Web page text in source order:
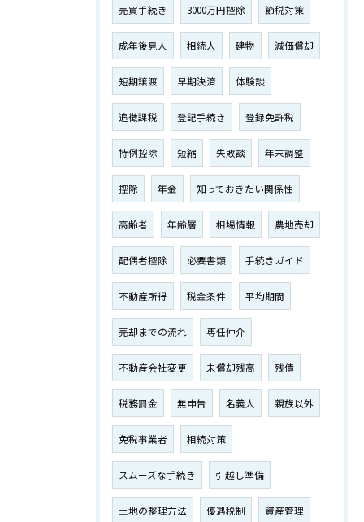
売買手続き 3000万円控除 節税対策
成年後見人 相続人 建物 減価償却
短期譲渡 早期決済 体験談
追徴課税 登記手続き 登録免許税
特例控除 短縮 失敗談 年末調整
控除 年金 知っておきたい関係性
高齢者 年齢層 相場情報 農地売却
配偶者控除 必要書類 手続きガイド
不動産所得 税金条件 平均期間
売却までの流れ 専任仲介
不動産会社変更 未償却残高 残債
税務罰金 無申告 名義人 親族以外
免税事業者 相続対策
スムーズな手続き 引越し準備
土地の整理方法 優遇税制 資産管理